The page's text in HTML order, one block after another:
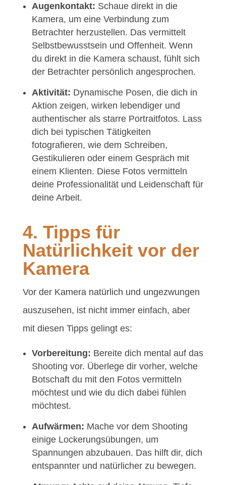
Augenkontakt: Schaue direkt in die
Kamera, um eine Verbindung zum
Betrachter herzustellen. Das vermittelt
Selbstbewusstsein und Offenheit. Wenn
du direkt in die Kamera schaust, fühlt sich
der Betrachter persönlich angesprochen.
Aktivität: Dynamische Posen, die dich in
Aktion zeigen, wirken lebendiger und
authentischer als starre Portraitfotos. Lass
dich bei typischen Tätigkeiten
fotografieren, wie dem Schreiben,
Gestikulieren oder einem Gespräch mit
einem Klienten. Diese Fotos vermitteln
deine Professionalität und Leidenschaft für
deine Arbeit.
4. Tipps für
Natürlichkeit vor der
Kamera
Vor der Kamera natürlich und ungezwungen
auszusehen, ist nicht immer einfach, aber
mit diesen Tipps gelingt es:
Vorbereitung: Bereite dich mental auf das
Shooting vor. Überlege dir vorher, welche
Botschaft du mit den Fotos vermitteln
möchtest und wie du dich dabei fühlen
möchtest.
Aufwärmen: Mache vor dem Shooting
einige Lockerungsübungen, um
Spannungen abzubauen. Das hilft dir, dich
entspannter und natürlicher zu bewegen.